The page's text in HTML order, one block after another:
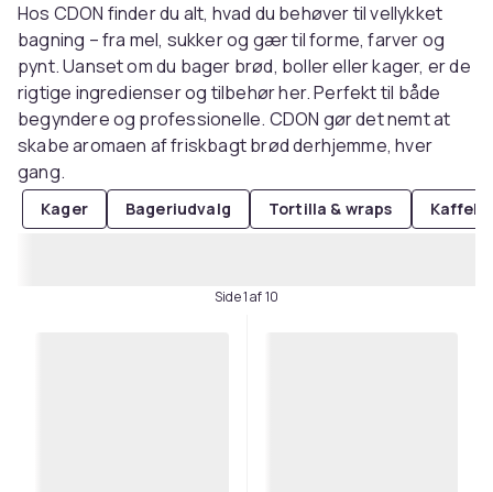
Hos CDON finder du alt, hvad du behøver til vellykket
bagning – fra mel, sukker og gær til forme, farver og
pynt. Uanset om du bager brød, boller eller kager, er de
rigtige ingredienser og tilbehør her. Perfekt til både
begyndere og professionelle. CDON gør det nemt at
skabe aromaen af ​​friskbagt brød derhjemme, hver
gang.
Kager Bageriudvalg Tortilla & wraps
Side 1 af 10